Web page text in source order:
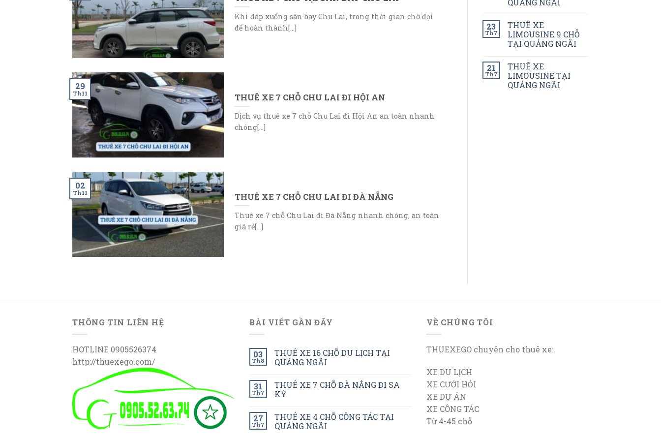
Khi đáp xuống sân bay Chu Lai, trong thời gian chờ đợi
để hoàn thành[...]
THUÊ XE 7 CHỖ CHU LAI ĐI HỘI AN
Dịch vụ thuê xe 7 chỗ Chu Lai đi Hội An an toàn nhanh
chóng[...]
29
Th11
THUÊ XE 7 CHỖ CHU LAI ĐI ĐÀ NẴNG
Thuê xe 7 chỗ Chu Lai đi Đà Nẵng nhanh chóng, an toàn
giá rẻ[...]
02
Th11
QUẢNG NGÃI
23
Th7
THUÊ XE
LIMOUSINE 9 CHỖ
TẠI QUẢNG NGÃI
21
Th7
THUÊ XE
LIMOUSINE TẠI
QUẢNG NGÃI
THÔNG TIN LIÊN HỆ
HOTLINE 0905526374
http://thuexego.com/
BÀI VIẾT GẦN ĐÂY
03
Th8
THUÊ XE 16 CHỖ DU LỊCH TẠI
QUẢNG NGÃI
31
Th7
THUÊ XE 7 CHỖ ĐÀ NẮNG ĐI SA
KỲ
27
Th7
THUÊ XE 4 CHỖ CÔNG TÁC TẠI
QUẢNG NGÃI
VỀ CHÚNG TÔI
THUEXEGO chuyên cho thuê xe:
XE DU LỊCH
XE CƯỚI HỎI
XE DỰ ÁN
XE CÔNG TÁC
Từ 4-45 chỗ